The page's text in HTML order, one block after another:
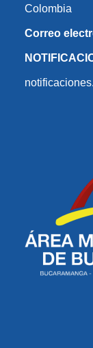
Colombia
Correo